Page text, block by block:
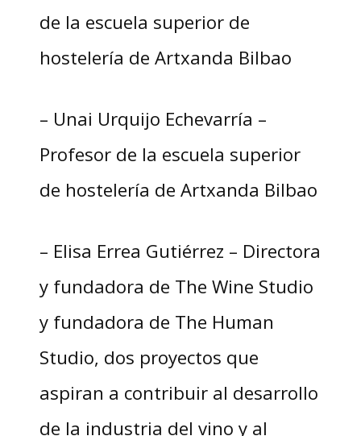
de la escuela superior de
hostelería de Artxanda Bilbao
– Unai Urquijo Echevarría –
Profesor de la escuela superior
de hostelería de Artxanda Bilbao
– Elisa Errea Gutiérrez – Directora
y fundadora de The Wine Studio
y fundadora de The Human
Studio, dos proyectos que
aspiran a contribuir al desarrollo
de la industria del vino y al